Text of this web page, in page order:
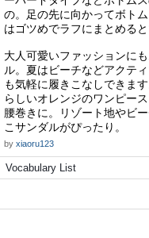
の。足の先に向かってボト
はゴツめでラフにまとめる
大人可愛いファッションに
ル。夏はビーチなどアクテ
も気軽に履きこなしできま
らしいオレンジのワンピー
腰巻きに。リゾート地やビ
こサンダルがぴったり。
by xiaoru123
Vocabulary List